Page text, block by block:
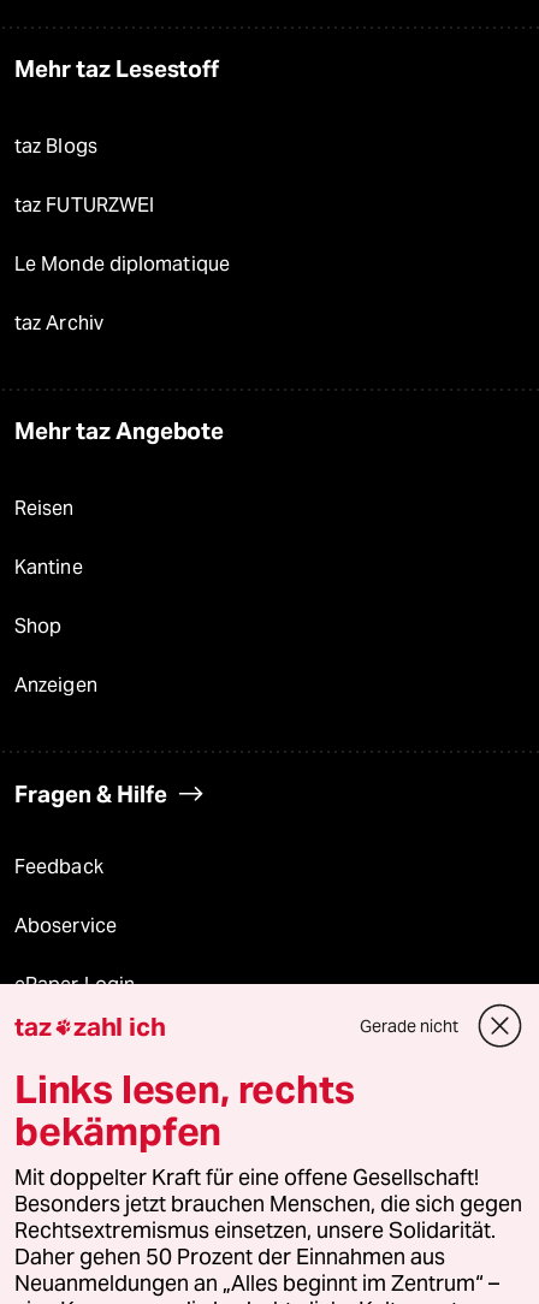
Mehr taz Lesestoff
taz Blogs
taz FUTURZWEI
Le Monde diplomatique
taz Archiv
Mehr taz Angebote
Reisen
Kantine
Shop
Anzeigen
Fragen & Hilfe
Feedback
Aboservice
ePaper Login
Downloads für Abonnierende
© 2026 taz Verlags und Vertriebs GmbH
Alle Rechte vorbehalten. Bei rechtlichen Fragen oder für Genehmigungen
wenden Sie sich bitte an
lizenzen@taz.de
Feedback Redaktionsstatut Kommune-Richtlinien
taz zahl ich Gerade nicht
Links lesen, rechts
bekämpfen
Mit doppelter Kraft für eine offene Gesellschaft!
Besonders jetzt brauchen Menschen, die sich gegen
Rechtsextremismus einsetzen, unsere Solidarität.
Daher gehen 50 Prozent der Einnahmen aus
Neuanmeldungen an „Alles beginnt im Zentrum“ –